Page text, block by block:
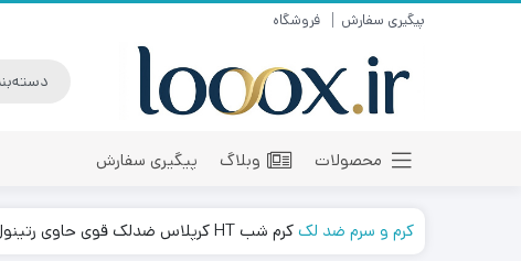
پیگیری سفارش فروشگاه
محصولات وبلاگ پیگیری سفارش
کرم و سرم ضد لککرم شب HT کرپلاس ضدلک قوی حاوی رتینول